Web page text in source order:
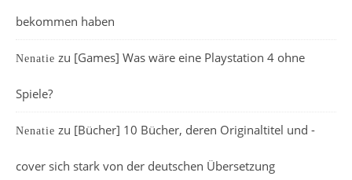
bekommen haben
Nenatie zu [Games] Was wäre eine Playstation 4 ohne
Spiele?
Nenatie zu [Bücher] 10 Bücher, deren Originaltitel und -
cover sich stark von der deutschen Übersetzung